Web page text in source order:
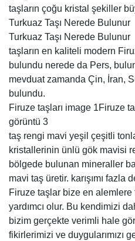
taşların çoğu kristal şekiller
Turkuaz Taşı Nerede Bulunur
Turkuaz Taşı Nerede Bulunur
taşların en kaliteli modern
bulundu nerede da Pers,
mevduat zamanda Çin, İran,
bulundu.
Firuze taşları image 1Firuze
görüntü 3
taş rengi mavi yeşil çeşitli
kristallerinin ünlü gök mavisi
bölgede bulunan mineraller
mavi taş üretir. karışımı fazla
Firuze taşlar bize en
yardımcı olur. Bu kendimizi
bizim gerçekte verimli hale
fikirlerimizi ve duygularımızı